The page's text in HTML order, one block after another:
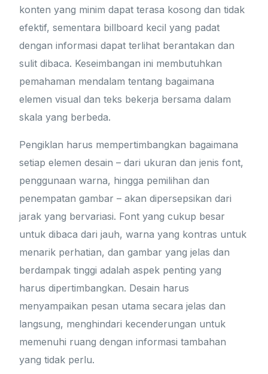
konten yang minim dapat terasa kosong dan tidak
efektif, sementara billboard kecil yang padat
dengan informasi dapat terlihat berantakan dan
sulit dibaca. Keseimbangan ini membutuhkan
pemahaman mendalam tentang bagaimana
elemen visual dan teks bekerja bersama dalam
skala yang berbeda.
Pengiklan harus mempertimbangkan bagaimana
setiap elemen desain – dari ukuran dan jenis font,
penggunaan warna, hingga pemilihan dan
penempatan gambar – akan dipersepsikan dari
jarak yang bervariasi. Font yang cukup besar
untuk dibaca dari jauh, warna yang kontras untuk
menarik perhatian, dan gambar yang jelas dan
berdampak tinggi adalah aspek penting yang
harus dipertimbangkan. Desain harus
menyampaikan pesan utama secara jelas dan
langsung, menghindari kecenderungan untuk
memenuhi ruang dengan informasi tambahan
yang tidak perlu.